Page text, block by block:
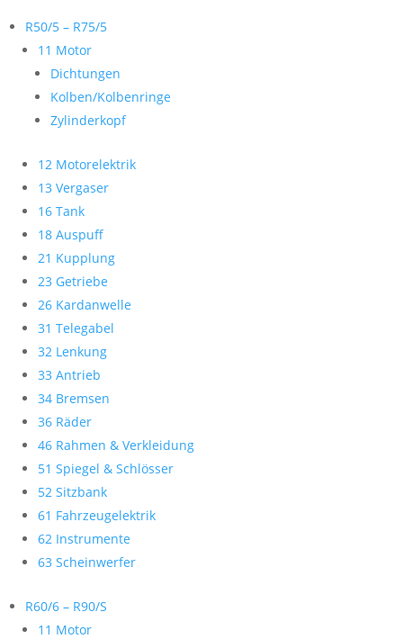
R50/5 – R75/5
11 Motor
Dichtungen
Kolben/Kolbenringe
Zylinderkopf
12 Motorelektrik
13 Vergaser
16 Tank
18 Auspuff
21 Kupplung
23 Getriebe
26 Kardanwelle
31 Telegabel
32 Lenkung
33 Antrieb
34 Bremsen
36 Räder
46 Rahmen & Verkleidung
51 Spiegel & Schlösser
52 Sitzbank
61 Fahrzeugelektrik
62 Instrumente
63 Scheinwerfer
R60/6 – R90/S
11 Motor